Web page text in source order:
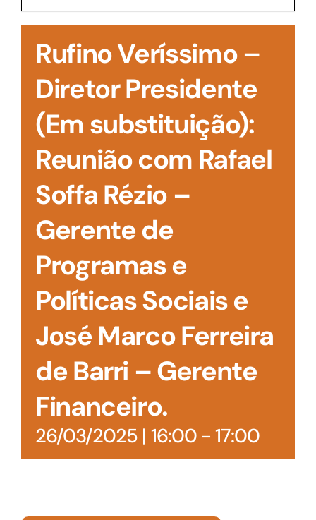
Rufino Veríssimo –
Diretor Presidente
(Em substituição):
Reunião com Rafael
Soffa Rézio –
Gerente de
Programas e
Políticas Sociais e
José Marco Ferreira
de Barri – Gerente
Financeiro.
26/03/2025 | 16:00- 17:00